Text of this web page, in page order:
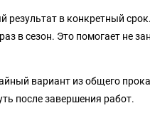
результат в конкретный
в сезон. Это помогает не
вариант из общего
после завершения работ.